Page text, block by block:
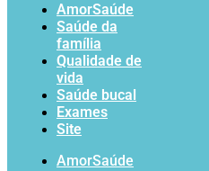
AmorSaúde
Saúde da
família
Qualidade de
vida
Saúde bucal
Exames
Site
AmorSaúde